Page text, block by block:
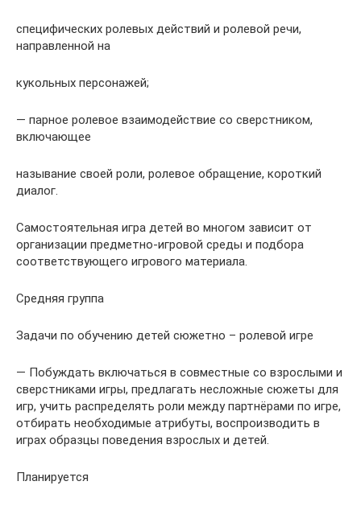
специфических ролевых действий и ролевой речи,
направленной на
кукольных персонажей;
— парное ролевое взаимодействие со сверстником,
включающее
называние своей роли, ролевое обращение, короткий
диалог.
Самостоятельная игра детей во многом зависит от
организации предметно-игровой среды и подбора
соответствующего игрового материала.
Средняя группа
Задачи по обучению детей сюжетно – ролевой игре
— Побуждать включаться в совместные со взрослыми и
сверстниками игры, предлагать несложные сюжеты для
игр, учить распределять роли между партнёрами по игре,
отбирать необходимые атрибуты, воспроизводить в
играх образцы поведения взрослых и детей.
Планируется